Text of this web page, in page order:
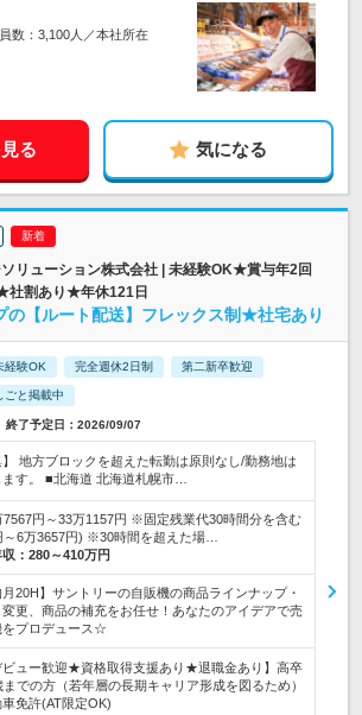
数：3,100人／本社所在
る 気になる
リューション株式会社 | 未経験OK★賞与年2回
社割あり★年休121日
の【ルート配送】フレックス制★社宅あり
経験OK 完全週休2日制 第二新卒歓迎
ごと掲載中
了予定日：2026/09/07
】 地方ブロックを超えた転勤は原則なし/勤務地は
す。 ■北海道 北海道札幌市…
7567円～33万1157円 ※固定残業代30時間分を含む
～6万3657円) ※30時間を超えた場…
： 280～410万円
月20H】サントリーの自販機の商品ラインナップ・
変更、商品の補充をお任せ！あなたのアイデアで売
をプロデュース☆
ビュー歓迎★資格取得支援あり★退職金あり】高卒
までの方（若年層の長期キャリア形成を図るため）
車免許(AT限定OK)